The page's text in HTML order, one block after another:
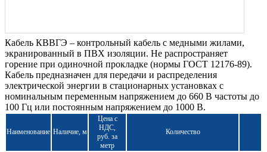
Кабель КВВГЭ – контрольный кабель с медными жилами,
экранированный в ПВХ изоляции. Не распространяет
горение при одиночной прокладке (нормы ГОСТ 12176-89).
Кабель предназначен для передачи и распределения
электрической энергии в стационарных установках с
номинальным переменным напряжением до 660 В частоты до
100 Гц или постоянным напряжением до 1000 В.
Наименование Наличие, м
Цена с
НДС,
руб. за
метр
Количество